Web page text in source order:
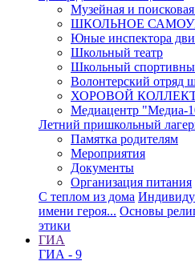
Музейная и поисковая
ШКОЛЬНОЕ
Юные инспектора
Школьный театр
Школьный
Волонтерский отряд
ХОРОВОЙ
Медиацентр "Медиа-
Летний пришкольный
Памятка родителям
Мероприятия
Документы
Организация питания
С теплом из дома
имени героя... Основы
этики
ГИА
ГИА - 9